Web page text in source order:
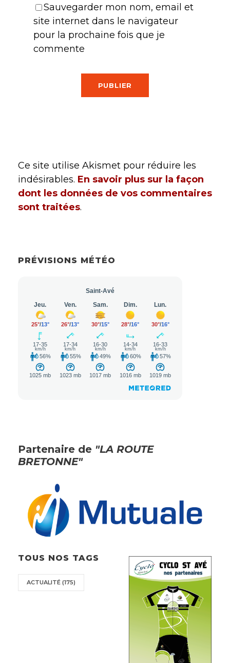
Sauvegarder mon nom, email et
site internet dans le navigateur
pour la prochaine fois que je
commente
Ce site utilise Akismet pour réduire les
indésirables. En savoir plus sur la façon
dont les données de vos commentaires
sont traitées.
PRÉVISIONS MÉTÉO
Partenaire de "LA ROUTE
BRETONNE"
TOUS NOS TAGS
ACTUALITÉ (175)